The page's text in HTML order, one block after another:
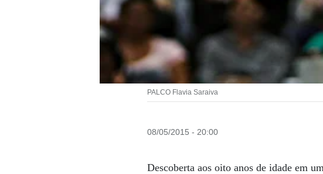
PALCO Flavia Saraiva
08/05/2015 - 20:00
Descoberta aos oito anos de idade em